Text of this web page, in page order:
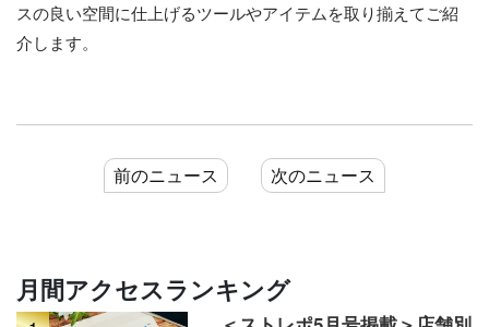
スの良い空間に仕上げるツールやアイテムを取り揃えてご紹
介します。
前のニュース 次のニュース
月間アクセスランキング